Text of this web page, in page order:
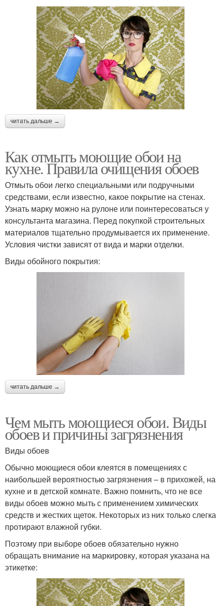
читать дальше →
Как отмыть моющие обои на
кухне. Правила очищения обоев
Отмыть обои легко специальными или подручными
средствами, если известно, какое покрытие на стенах.
Узнать марку можно на рулоне или поинтересоваться у
консультанта магазина. Перед покупкой строительных
материалов тщательно продумывается их применение.
Условия чистки зависят от вида и марки отделки.
Виды обойного покрытия:
читать дальше →
Чем мыть моющиеся обои. Виды
обоев и причины загрязнения
Виды обоев
Обычно моющиеся обои клеятся в помещениях с
наибольшей вероятностью загрязнения – в прихожей, на
кухне и в детской комнате. Важно помнить, что не все
виды обоев можно мыть с применением химических
средств и жестких щеток. Некоторых из них только слегка
протирают влажной губки.
Поэтому при выборе обоев обязательно нужно
обращать внимание на маркировку, которая указана на
этикетке: